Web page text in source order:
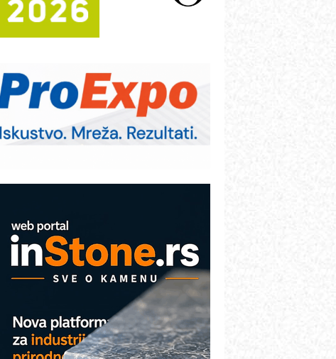
sistema
poverenja u industriji
Art Utopia Studio – vizuelne priče
Mitutoyo Crysta-Apex V PLUS: Nova
hlađenjem
COMBYPACK